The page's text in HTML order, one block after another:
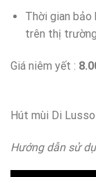
Thời gian bảo
trên thị
Giá niêm yết :
Hút mùi Di Lusso
Hướng dẫn sử